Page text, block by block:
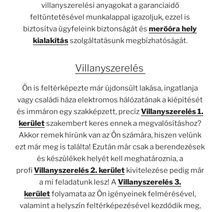
villanyszerelési anyagokat a garanciaidő
feltüntetésével munkalappal igazoljuk, ezzel is
biztosítva ügyfeleink biztonságát és merőóra hely
kialakításszolgáltatásunk megbízhatóságát.
Villanyszerelés
Ön is feltérképezte már újdonsült lakása, ingatlanja
vagy családi háza elektromos hálózatának a kiépítését
és immáron egy szakképzett, precízVillanyszerelés 1.
kerületszakembert keres ennek a megvalósításhoz?
Akkor remek hírünk van az Ön számára, hiszen velünk
ezt már meg is találta! Ezután már csak a berendezések
és készülékek helyét kell meghatároznia, a
profiVillanyszerelés 2. kerület kivitelezése pedig már
a mi feladatunk lesz! A Villanyszerelés 3.
kerületfolyamata az Ön igényeinek felmérésével,
valamint a helyszín feltérképezésével kezdődik meg,